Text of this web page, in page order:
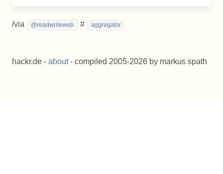
/via @readwriteweb # aggregator
hackr.de - about- compiled 2005-2026 by markus spath